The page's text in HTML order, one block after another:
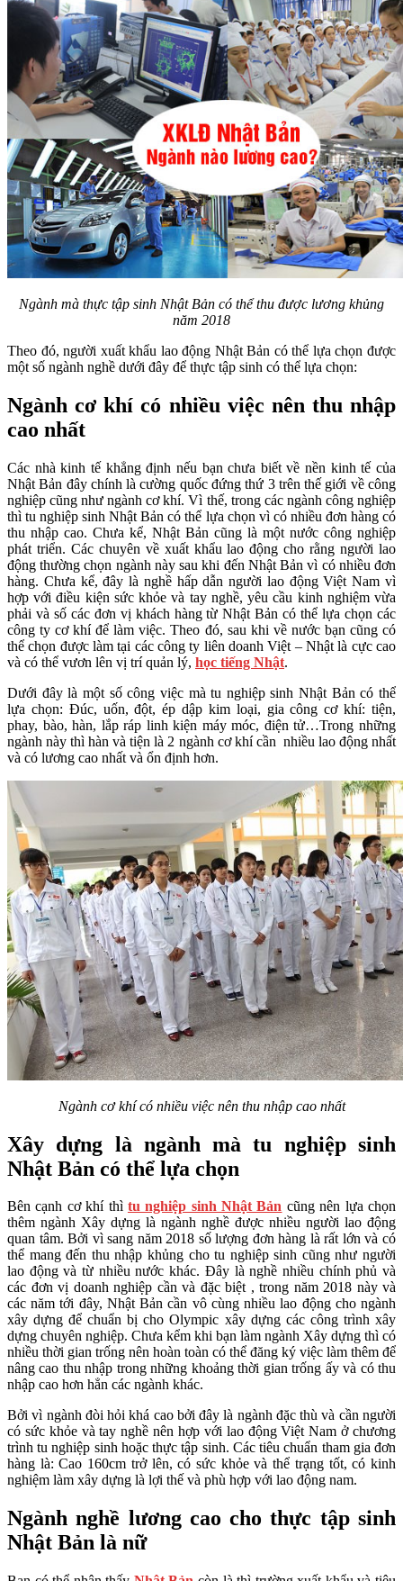
Ngành mà thực tập sinh Nhật Bản có thể thu được lương khủng
năm 2018
Theo đó, người xuất khẩu lao động Nhật Bản có thể lựa chọn được
một số ngành nghề dưới đây để thực tập sinh có thể lựa chọn:
Ngành cơ khí có nhiều việc nên thu nhập
cao nhất
Các nhà kinh tế khẳng định nếu bạn chưa biết về nền kinh tế của
Nhật Bản đây chính là cường quốc đứng thứ 3 trên thế giới về công
nghiệp cũng như ngành cơ khí. Vì thế, trong các ngành công nghiệp
thì tu nghiệp sinh Nhật Bản có thể lựa chọn vì có nhiều đơn hàng có
thu nhập cao. Chưa kể, Nhật Bản cũng là một nước công nghiệp
phát triển. Các chuyên về xuất khẩu lao động cho rằng người lao
động thường chọn ngành này sau khi đến Nhật Bản vì có nhiều đơn
hàng. Chưa kể, đây là nghề hấp dẫn người lao động Việt Nam vì
hợp với điều kiện sức khỏe và tay nghề, yêu cầu kinh nghiệm vừa
phải và số các đơn vị khách hàng từ Nhật Bản có thể lựa chọn các
công ty cơ khí để làm việc. Theo đó, sau khi về nước bạn cũng có
thể chọn được làm tại các công ty liên doanh Việt – Nhật là cực cao
và có thể vươn lên vị trí quản lý, học tiếng Nhật.
Dưới đây là một số công việc mà tu nghiệp sinh Nhật Bản có thể
lựa chọn: Đúc, uốn, đột, ép dập kim loại, gia công cơ khí: tiện,
phay, bào, hàn, lắp ráp linh kiện máy móc, điện tử…Trong những
ngành này thì hàn và tiện là 2 ngành cơ khí cần nhiều lao động nhất
và có lương cao nhất và ổn định hơn.
Ngành cơ khí có nhiều việc nên thu nhập cao nhất
Xây dựng là ngành mà tu nghiệp sinh
Nhật Bản có thể lựa chọn
Bên cạnh cơ khí thì tu nghiệp sinh Nhật Bản cũng nên lựa chọn
thêm ngành Xây dựng là ngành nghề được nhiều người lao động
quan tâm. Bởi vì sang năm 2018 số lượng đơn hàng là rất lớn và có
thể mang đến thu nhập khủng cho tu nghiệp sinh cũng như người
lao động và từ nhiều nước khác. Đây là nghề nhiều chính phủ và
các đơn vị doanh nghiệp cần và đặc biệt , trong năm 2018 này và
các năm tới đây, Nhật Bản cần vô cùng nhiều lao động cho ngành
xây dựng để chuẩn bị cho Olympic xây dựng các công trình xây
dựng chuyên nghiệp. Chưa kểm khi bạn làm ngành Xây dựng thì có
nhiều thời gian trống nên hoàn toàn có thể đăng ký việc làm thêm để
nâng cao thu nhập trong những khoảng thời gian trống ấy và có thu
nhập cao hơn hẳn các ngành khác.
Bởi vì ngành đòi hỏi khá cao bởi đây là ngành đặc thù và cần người
có sức khỏe và tay nghề nên hợp với lao động Việt Nam ở chương
trình tu nghiệp sinh hoặc thực tập sinh. Các tiêu chuẩn tham gia đơn
hàng là: Cao 160cm trở lên, có sức khỏe và thể trạng tốt, có kinh
nghiệm làm xây dựng là lợi thế và phù hợp với lao động nam.
Ngành nghề lương cao cho thực tập sinh
Nhật Bản là nữ